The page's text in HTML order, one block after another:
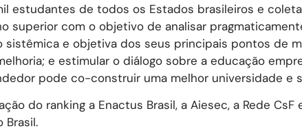
estudantes de todos os Estados brasileiros e
superior com o objetivo de analisar
sistêmica e objetiva dos seus principais pontos de
e estimular o diálogo sobre a educação
pode co-construir uma melhor universidade e
do ranking a Enactus Brasil, a Aiesec, a Rede CsF
Brasil.